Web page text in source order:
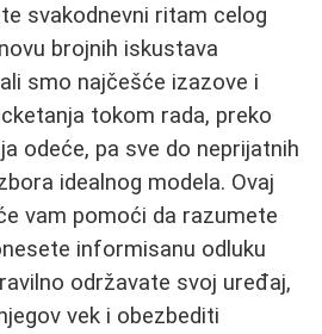
svakodnevni ritam celog
brojnih iskustava
smo najčešće izazove i
tokom rada, preko
odeće, pa sve do neprijatnih
idealnog modela. Ovaj
vam pomoći da razumete
informisanu odluku
održavate svoj uređaj,
vek i obezbediti